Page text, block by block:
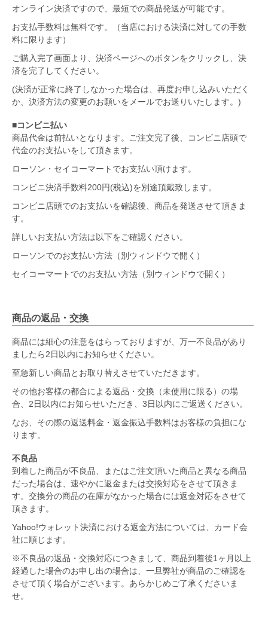
オンライン決済ですので、最短での商品発送が可能です。
お支払手数料は無料です。（当店における決済に対しての手数
料に限ります）
ご購入完了画面より、決済ページへのボタンをクリックし、決
済を完了してください。
(決済が正常に終了しなかった場合は、再度お申し込みいただく
か、決済方法の変更のお願いをメールでお送りいたします。)
■コンビニ払い
商品代金は前払いとなります。ご注文完了後、コンビニ店頭で
代金のお支払いをして頂きます。
ローソン・セイコーマートでお支払い頂けます。
コンビニ決済手数料200円(税込)を別途頂戴致します。
コンビニ店頭でのお支払いを確認後、商品を発送させて頂きま
す。
詳しいお支払い方法は以下をご確認ください。
ローソンでのお支払い方法（別ウィンドウで開く）
セイコーマートでのお支払い方法（別ウィンドウで開く）
商品の返品・交換
商品には細心の注意をはらっておりますが、万一不良品があり
ましたら2日以内にお知らせください。
至急新しい商品とお取り替えさせていただきます。
その他お客様の都合による返品・交換（未使用に限る）の場
合、2日以内にお知らせいただき、3日以内にご返送ください。
なお、その際の返送料金・返金振込手数料はお客様の負担にな
ります。
不良品
到着した商品が不良品、またはご注文頂いた商品と異なる商品
だった場合は、速やかに返金または交換対応をさせて頂きま
す。交換分の商品の在庫がなかった場合には返金対応をさせて
頂きます。
Yahoo!ウォレット決済における返金方法については、カード会
社に順じます。
※不良品の返品・交換対応につきまして、商品到着後1ヶ月以上
経過した場合のお申し出の場合は、一旦弊社が商品のご確認を
させて頂く場合がございます。あらかじめご了承くださいま
せ。